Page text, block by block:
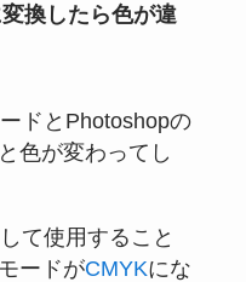
換したら色が違
ドとPhotoshopの
色が変わってし
て使用すること
ードがCMYKにな